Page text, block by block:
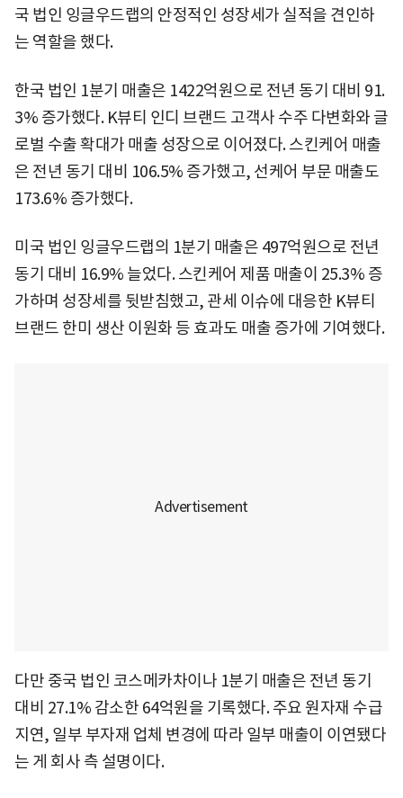
국 법인 잉글우드랩의 안정적인 성장세가 실적을 견인하
는 역할을 했다.
한국 법인 1분기 매출은 1422억원으로 전년 동기 대비 91.
3% 증가했다. K뷰티 인디 브랜드 고객사 수주 다변화와 글
로벌 수출 확대가 매출 성장으로 이어졌다. 스킨케어 매출
은 전년 동기 대비 106.5% 증가했고, 선케어 부문 매출도
173.6% 증가했다.
미국 법인 잉글우드랩의 1분기 매출은 497억원으로 전년
동기 대비 16.9% 늘었다. 스킨케어 제품 매출이 25.3% 증
가하며 성장세를 뒷받침했고, 관세 이슈에 대응한 K뷰티
브랜드 한미 생산 이원화 등 효과도 매출 증가에 기여했다.
다만 중국 법인 코스메카차이나 1분기 매출은 전년 동기
대비 27.1% 감소한 64억원을 기록했다. 주요 원자재 수급
지연, 일부 부자재 업체 변경에 따라 일부 매출이 이연됐다
는 게 회사 측 설명이다.